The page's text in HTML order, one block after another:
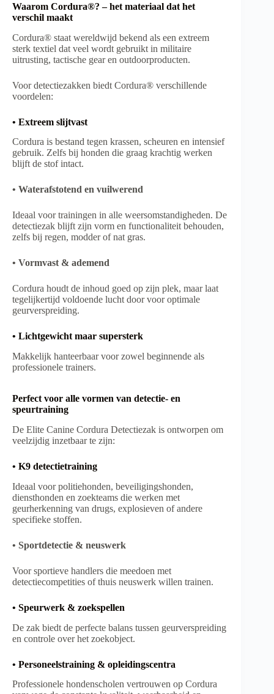
Waarom Cordura®? – het materiaal dat het
verschil maakt
Cordura® staat wereldwijd bekend als een extreem
sterk textiel dat veel wordt gebruikt in militaire
uitrusting, tactische gear en outdoorproducten.
Voor detectiezakken biedt Cordura® verschillende
voordelen:
• Extreem slijtvast
Cordura is bestand tegen krassen, scheuren en intensief
gebruik. Zelfs bij honden die graag krachtig werken
blijft de stof intact.
• Waterafstotend en vuilwerend
Ideaal voor trainingen in alle weersomstandigheden. De
detectiezak blijft zijn vorm en functionaliteit behouden,
zelfs bij regen, modder of nat gras.
• Vormvast & ademend
Cordura houdt de inhoud goed op zijn plek, maar laat
tegelijkertijd voldoende lucht door voor optimale
geurverspreiding.
• Lichtgewicht maar supersterk
Makkelijk hanteerbaar voor zowel beginnende als
professionele trainers.
Perfect voor alle vormen van detectie- en
speurtraining
De Elite Canine Cordura Detectiezak is ontworpen om
veelzijdig inzetbaar te zijn:
• K9 detectietraining
Ideaal voor politiehonden, beveiligingshonden,
diensthonden en zoekteams die werken met
geurherkenning van drugs, explosieven of andere
specifieke stoffen.
• Sportdetectie & neuswerk
Voor sportieve handlers die meedoen met
detectiecompetities of thuis neuswerk willen trainen.
• Speurwerk & zoekspellen
De zak biedt de perfecte balans tussen geurverspreiding
en controle over het zoekobject.
• Personeelstraining & opleidingscentra
Professionele hondenscholen vertrouwen op Cordura